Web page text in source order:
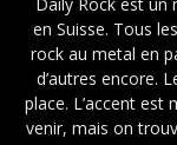
en Suisse. Tous
rock au metal en
d’autres encore.
place. L’accent est
venir, mais on